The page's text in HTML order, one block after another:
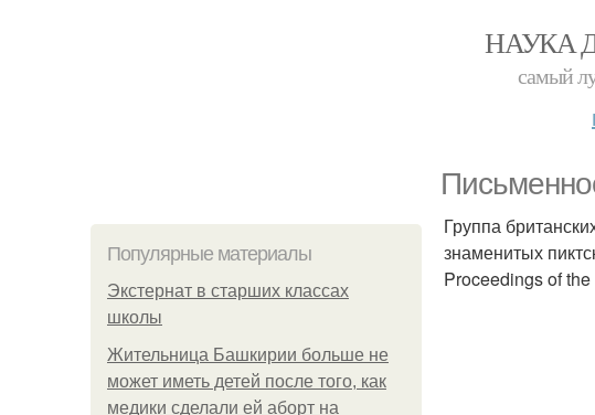
НАУКА
самый
Популярные материалы
Экстернат в старших классах
школы
Жительница Башкирии больше не
может иметь детей после того, как
медики сделали ей аборт на
Группа
знаменитых
Proceedings of